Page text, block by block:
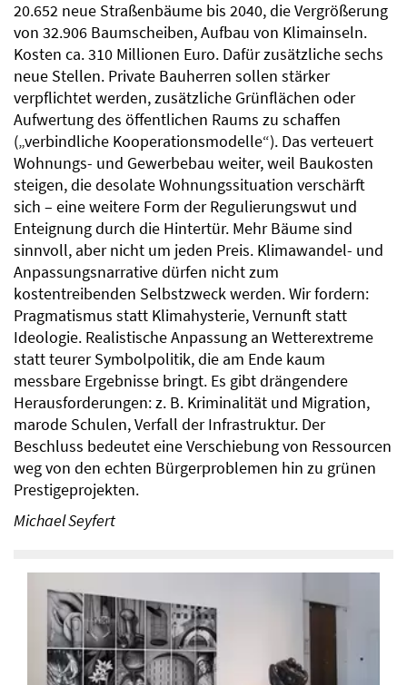
20.652 neue Straßenbäume bis 2040, die Vergrößerung
von 32.906 Baumscheiben, Aufbau von Klimainseln.
Kosten ca. 310 Millionen Euro. Dafür zusätzliche sechs
neue Stellen. Private Bauherren sollen stärker
verpflichtet werden, zusätzliche Grünflächen oder
Aufwertung des öffentlichen Raums zu schaffen
(„verbindliche Kooperationsmodelle“). Das verteuert
Wohnungs- und Gewerbebau weiter, weil Baukosten
steigen, die desolate Wohnungssituation verschärft
sich – eine weitere Form der Regulierungswut und
Enteignung durch die Hintertür. Mehr Bäume sind
sinnvoll, aber nicht um jeden Preis. Klimawandel- und
Anpassungsnarrative dürfen nicht zum
kostentreibenden Selbstzweck werden. Wir fordern:
Pragmatismus statt Klimahysterie, Vernunft statt
Ideologie. Realistische Anpassung an Wetterextreme
statt teurer Symbolpolitik, die am Ende kaum
messbare Ergebnisse bringt. Es gibt drängendere
Herausforderungen: z. B. Kriminalität und Migration,
marode Schulen, Verfall der Infrastruktur. Der
Beschluss bedeutet eine Verschiebung von Ressourcen
weg von den echten Bürgerproblemen hin zu grünen
Prestigeprojekten.
Michael Seyfert